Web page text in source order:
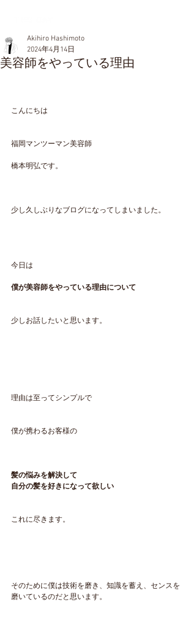
美容師をやっている理由
Akihiro Hashimoto
2024年4月14日
こんにちは
福岡マンツーマン美容師
橋本明弘です。
少し久しぶりなブログになってしまいました。
今日は
僕が美容師をやっている理由について
少しお話したいと思います。
理由は至ってシンプルで
僕が携わるお客様の
髪の悩みを解決して
自分の髪を好きになって欲しい
これに尽きます。
そのために僕は技術を磨き、知識を蓄え、センスを
磨いているのだと思います。